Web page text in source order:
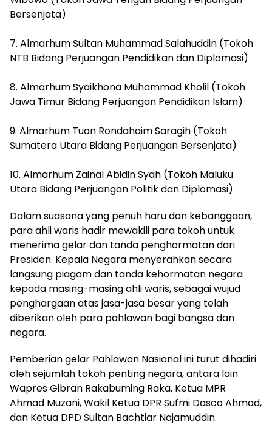
Bersenjata)
7. Almarhum Sultan Muhammad Salahuddin (Tokoh
NTB Bidang Perjuangan Pendidikan dan Diplomasi)
8. Almarhum Syaikhona Muhammad Kholil (Tokoh
Jawa Timur Bidang Perjuangan Pendidikan Islam)
9. Almarhum Tuan Rondahaim Saragih (Tokoh
Sumatera Utara Bidang Perjuangan Bersenjata)
10. Almarhum Zainal Abidin Syah (Tokoh Maluku
Utara Bidang Perjuangan Politik dan Diplomasi)
Dalam suasana yang penuh haru dan kebanggaan,
para ahli waris hadir mewakili para tokoh untuk
menerima gelar dan tanda penghormatan dari
Presiden. Kepala Negara menyerahkan secara
langsung piagam dan tanda kehormatan negara
kepada masing-masing ahli waris, sebagai wujud
penghargaan atas jasa-jasa besar yang telah
diberikan oleh para pahlawan bagi bangsa dan
negara.
Pemberian gelar Pahlawan Nasional ini turut dihadiri
oleh sejumlah tokoh penting negara, antara lain
Wapres Gibran Rakabuming Raka, Ketua MPR
Ahmad Muzani, Wakil Ketua DPR Sufmi Dasco Ahmad,
dan Ketua DPD Sultan Bachtiar Najamuddin.